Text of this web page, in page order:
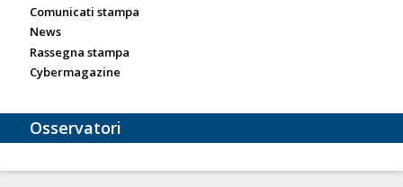
Comunicati stampa
News
Rassegna stampa
Cybermagazine
Osservatori